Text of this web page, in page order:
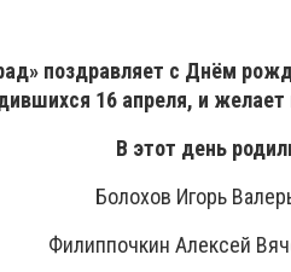
поздравляет с Днём
16 апреля, и
В этот день
Болохов Игорь
Филиппочкин Алексей